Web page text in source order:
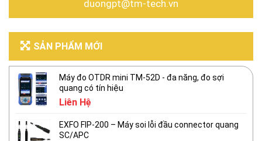
duongpt@tm-tech.vn
SẢN PHẨM MỚI
Máy đo OTDR mini TM-52D - đa năng, đo sợi
quang có tín hiệu
Liên Hệ
EXFO FIP-200 – Máy soi lỗi đầu connector quang
SC/APC